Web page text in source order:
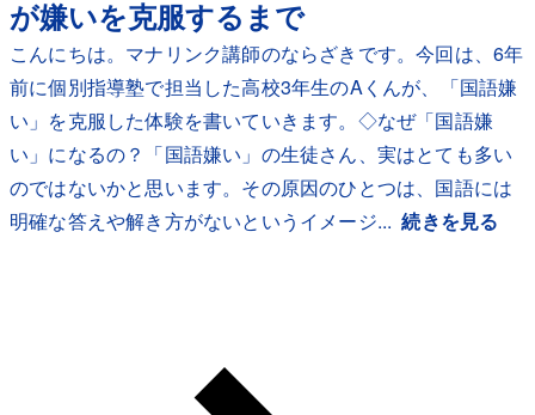
が嫌いを克服するまで
こんにちは。マナリンク講師のならざきです。今回は、6年
前に個別指導塾で担当した高校3年生のAくんが、「国語嫌
い」を克服した体験を書いていきます。◇なぜ「国語嫌
い」になるの？「国語嫌い」の生徒さん、実はとても多い
のではないかと思います。その原因のひとつは、国語には
明確な答えや解き方がないというイメージ... 続きを見る